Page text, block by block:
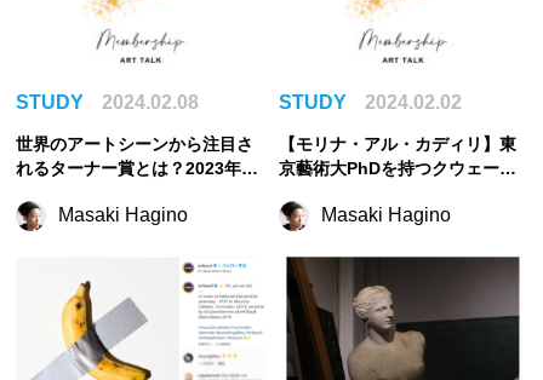
STUDY 2024.02.08
世界のアートシーンから注目さ
れるターナー賞とは？2023年ノ
Masaki Hagino
STUDY 2024.02.02
【モリナ・アル・カディリ】東
京藝術大PhDを持つクウェート
Masaki Hagino